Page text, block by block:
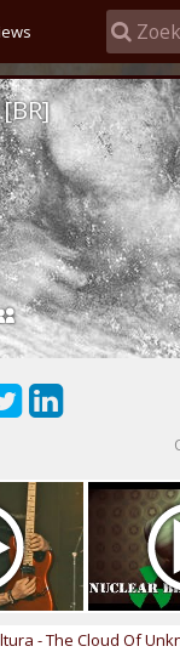
- The Cloud Of